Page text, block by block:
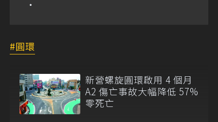
圓環
新營螺旋圓環啟用 4 個月
A2 傷亡事故大幅降低 57%
零死亡